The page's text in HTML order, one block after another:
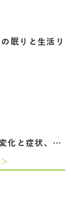
眠りと生活リ
妊娠初期の基礎知識｜体の変化と症状、食…